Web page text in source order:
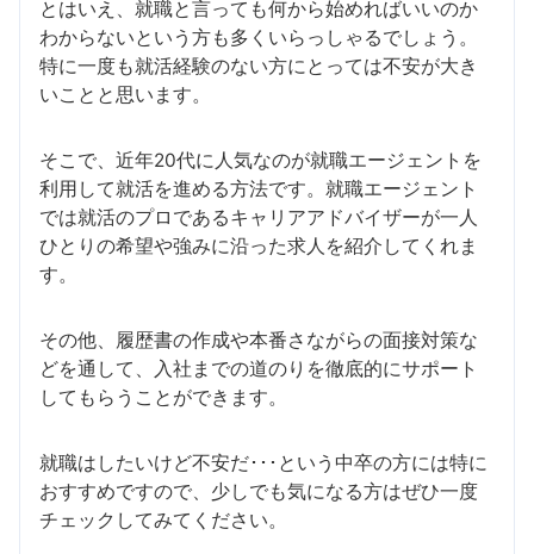
とはいえ、就職と言っても何から始めればいいのか
わからないという方も多くいらっしゃるでしょう。
特に一度も就活経験のない方にとっては不安が大き
いことと思います。
そこで、近年20代に人気なのが就職エージェントを
利用して就活を進める方法です。就職エージェント
では就活のプロであるキャリアアドバイザーが一人
ひとりの希望や強みに沿った求人を紹介してくれま
す。
その他、履歴書の作成や本番さながらの面接対策な
どを通して、入社までの道のりを徹底的にサポート
してもらうことができます。
就職はしたいけど不安だ･･･という中卒の方には特に
おすすめですので、少しでも気になる方はぜひ一度
チェックしてみてください。